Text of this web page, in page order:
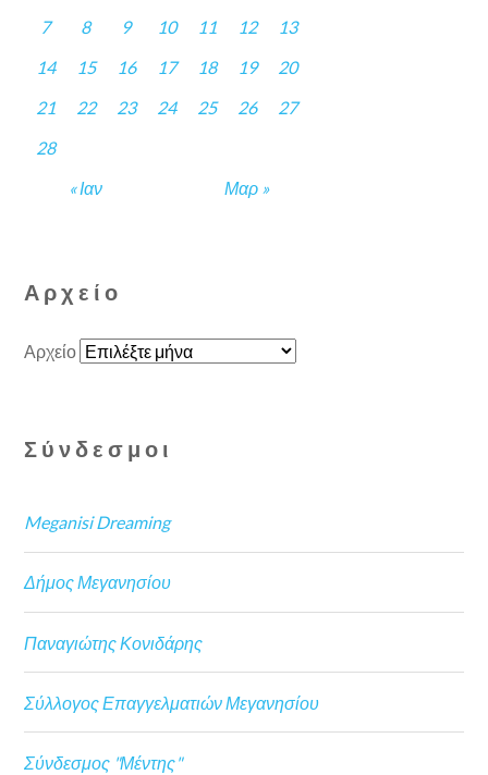
« Ιαν Μαρ »
7
8 9 10 11 12
13
14
15 16 17 18 19
20
21
22 23 24 25 26
27
28
Αρχείο
Αρχείο
Σύνδεσμοι
Meganisi Dreaming
Δήμος Μεγανησίου
Παναγιώτης Κονιδάρης
Σύλλογος Επαγγελματιών Μεγανησίου
Σύνδεσμος "Μέντης"